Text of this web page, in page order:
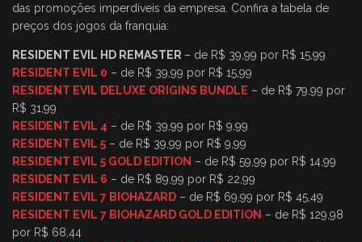
das promoções imperdíveis da empresa. Confira a tabela de
preços dos jogos da franquia:
RESIDENT EVIL HD REMASTER – de R$ 39,99 por R$ 15,99
RESIDENT EVIL 0 – de R$ 39,99 por R$ 15,99
RESIDENT EVIL DELUXE ORIGINS BUNDLE – de R$ 79,99 por
R$ 31,99
RESIDENT EVIL 4 – de R$ 39,99 por R$ 9,99
RESIDENT EVIL 5 – de R$ 39,99 por R$ 9,99
RESIDENT EVIL 5 GOLD EDITION – de R$ 59,99 por R$ 14,99
RESIDENT EVIL 6 – de R$ 89,99 por R$ 22,99
RESIDENT EVIL 7 BIOHAZARD – de R$ 69,99 por R$ 45,49
RESIDENT EVIL 7 BIOHAZARD GOLD EDITION – de R$ 129,98
por R$ 68,44